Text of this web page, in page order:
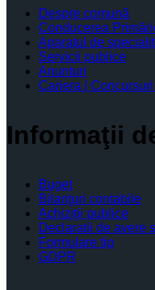
Despre comună
Conducerea
Aparatul de
Servicii publice
Anunturi
Cariera |
Informaţii
Buget
Bilanţuri contabile
Achiziţii publice
Declaratii de avere
Formulare tip
GDPR